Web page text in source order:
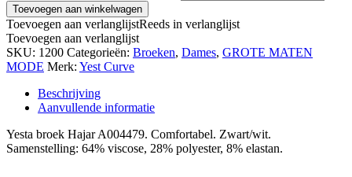
Toevoegen aan winkelwagen
Toevoegen aan verlanglijstReeds in verlanglijst
Toevoegen aan verlanglijst
SKU: 1200 Categorieën: Broeken, Dames, GROTE MATEN
MODE Merk: Yest Curve
Beschrijving
Aanvullende informatie
Yesta broek Hajar A004479. Comfortabel. Zwart/wit.
Samenstelling: 64% viscose, 28% polyester, 8% elastan.